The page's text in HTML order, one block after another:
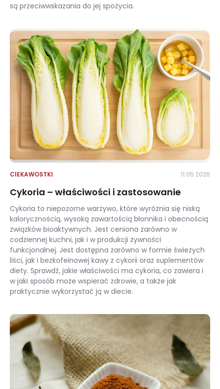
są przeciwwskazania do jej spożycia.
CIEKAWOSTKI 11.05.2026
Cykoria – właściwości i zastosowanie
Cykoria to niepozorne warzywo, które wyróżnia się niską
kalorycznością, wysoką zawartością błonnika i obecnością
związków bioaktywnych. Jest ceniona zarówno w
codziennej kuchni, jak i w produkcji żywności
funkcjonalnej. Jest dostępna zarówno w formie świeżych
liści, jak i bezkofeinowej kawy z cykorii oraz suplementów
diety. Sprawdź, jakie właściwości ma cykoria, co zawiera i
w jaki sposób może wspierać zdrowie, a także jak
praktycznie wykorzystać ją w diecie.